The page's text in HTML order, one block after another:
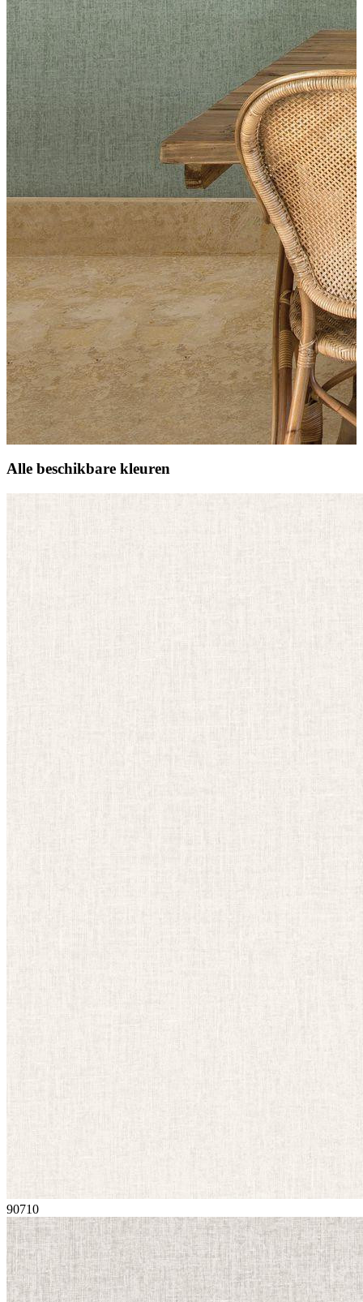
Alle beschikbare kleuren
90710